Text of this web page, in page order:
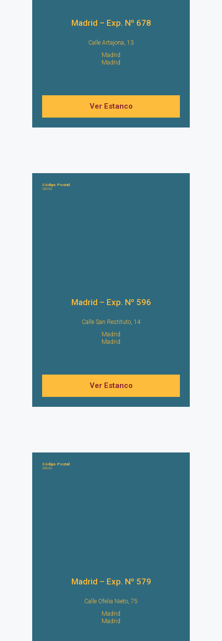
Madrid – Exp. Nº 678
Calle Artajona, 13
Madrid
Madrid
Ver Estanco
Código Postal:
28039
Madrid – Exp. Nº 596
Calle San Restituto, 14
Madrid
Madrid
Ver Estanco
Código Postal:
28039
Madrid – Exp. Nº 579
Calle Ofelia Nieto, 75
Madrid
Madrid